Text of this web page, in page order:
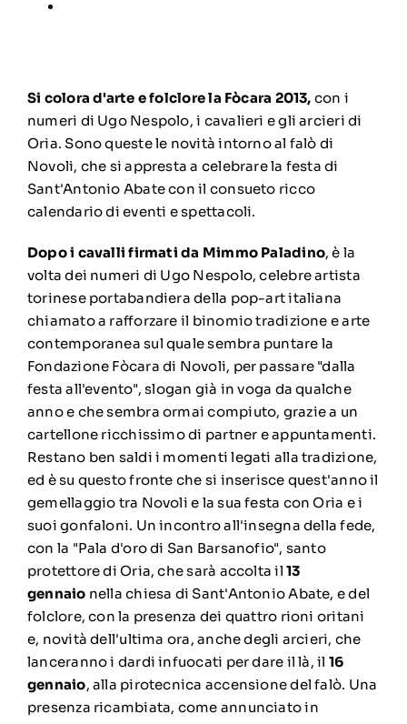
Si colora d'arte e folclore la Fòcara 2013, con i
numeri di Ugo Nespolo, i cavalieri e gli arcieri di
Oria. Sono queste le novità intorno al falò di
Novoli, che si appresta a celebrare la festa di
Sant'Antonio Abate con il consueto ricco
calendario di eventi e spettacoli.
Dopo i cavalli firmati da Mimmo Paladino, è la
volta dei numeri di Ugo Nespolo, celebre artista
torinese portabandiera della pop-art italiana
chiamato a rafforzare il binomio tradizione e arte
contemporanea sul quale sembra puntare la
Fondazione Fòcara di Novoli, per passare "dalla
festa all'evento", slogan già in voga da qualche
anno e che sembra ormai compiuto, grazie a un
cartellone ricchissimo di partner e appuntamenti.
Restano ben saldi i momenti legati alla tradizione,
ed è su questo fronte che si inserisce quest'anno il
gemellaggio tra Novoli e la sua festa con Oria e i
suoi gonfaloni. Un incontro all'insegna della fede,
con la "Pala d'oro di San Barsanofio", santo
protettore di Oria, che sarà accolta il 13
gennaio nella chiesa di Sant'Antonio Abate, e del
folclore, con la presenza dei quattro rioni oritani
e, novità dell'ultima ora, anche degli arcieri, che
lanceranno i dardi infuocati per dare il là, il 16
gennaio, alla pirotecnica accensione del falò. Una
presenza ricambiata, come annunciato in